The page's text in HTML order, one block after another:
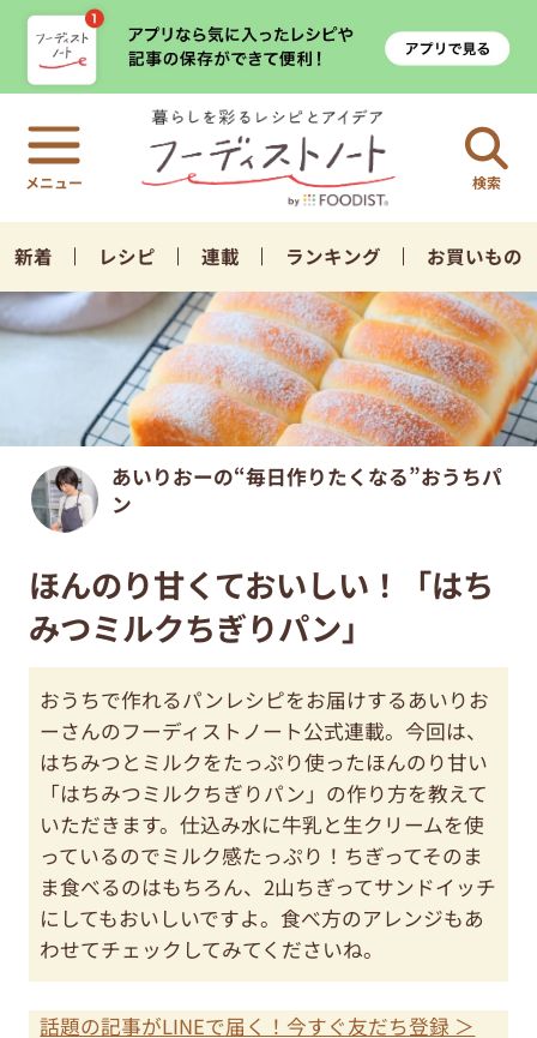
検索
新着 レシピ 連載 ランキング お買いもの
あいりおーの“毎日作りたくなる”おうちパ
ン
ほんのり甘くておいしい！「はち
みつミルクちぎりパン」
おうちで作れるパンレシピをお届けするあいりお
ーさんのフーディストノート公式連載。今回は、
はちみつとミルクをたっぷり使ったほんのり甘い
「はちみつミルクちぎりパン」の作り方を教えて
いただきます。仕込み水に牛乳と生クリームを使
っているのでミルク感たっぷり！ちぎってそのま
ま食べるのはもちろん、2山ちぎってサンドイッチ
にしてもおいしいですよ。食べ方のアレンジもあ
わせてチェックしてみてくださいね。
話題の記事がLINEで届く！今すぐ友だち登録 ＞